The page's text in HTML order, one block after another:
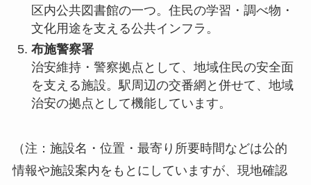
区内公共図書館の一つ。住民の学習・調べ物・
文化用途を支える公共インフラ。
布施警察署
治安維持・警察拠点として、地域住民の安全面
を支える施設。駅周辺の交番網と併せて、地域
治安の拠点として機能しています。
（注：施設名・位置・最寄り所要時間などは公的
情報や施設案内をもとにしていますが、現地確認